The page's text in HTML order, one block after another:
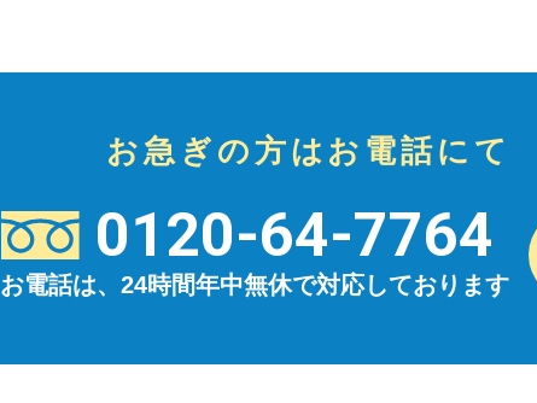
お急ぎの方はお電話にて
0120-64-7764
お電話は、24時間年中無休で対応しております